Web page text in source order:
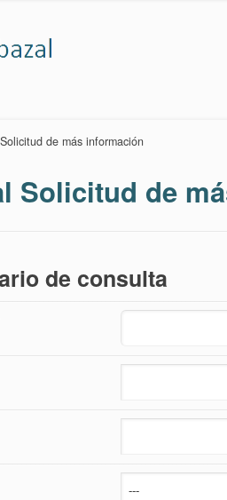
de más información
Solicitud de
de consulta